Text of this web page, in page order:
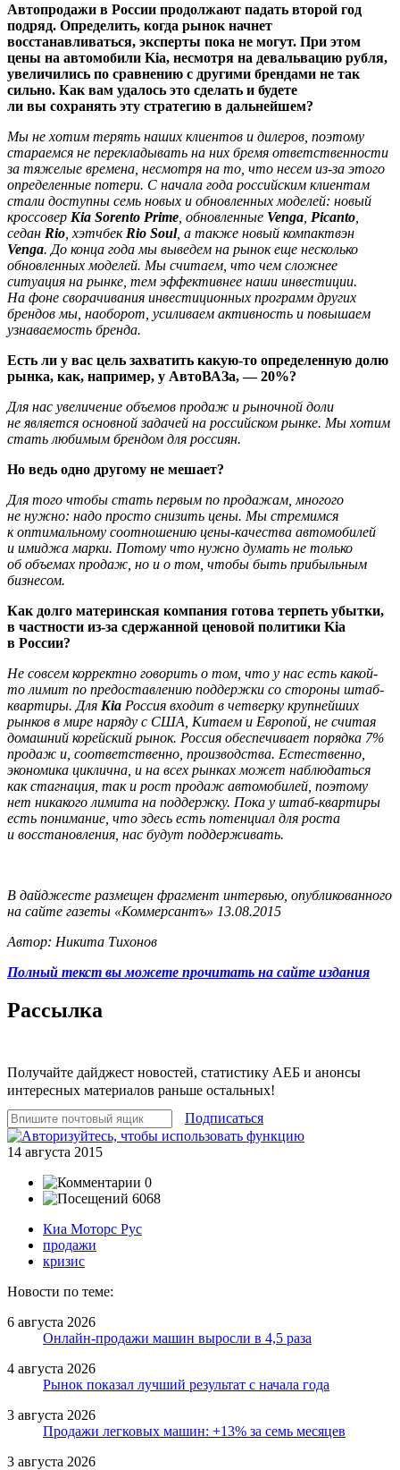
Автопродажи в России продолжают падать второй год
подряд. Определить, когда рынок начнет
восстанавливаться, эксперты пока не могут. При этом
цены на автомобили Kia, несмотря на девальвацию рубля,
увеличились по сравнению с другими брендами не так
сильно. Как вам удалось это сделать и будете
ли вы сохранять эту стратегию в дальнейшем?
Мы не хотим терять наших клиентов и дилеров, поэтому
стараемся не перекладывать на них бремя ответственности
за тяжелые времена, несмотря на то, что несем из-за этого
определенные потери. C начала года российским клиентам
стали доступны семь новых и обновленных моделей: новый
кроссовер Kia Sorento Prime , обновленные Venga Picanto
седан Rio , хэтчбек Rio Soul, а также новый компактвэн
Venga. До конца года мы выведем на рынок еще несколько
обновленных моделей. Мы считаем, что чем сложнее
ситуация на рынке, тем эффективнее наши инвестиции.
На фоне сворачивания инвестиционных программ других
брендов мы, наоборот, усиливаем активность и повышаем
узнаваемость бренда.
Есть ли у вас цель захватить какую-то определенную долю
рынка, как, например, у АвтоВАЗа, — 20%?
Для нас увеличение объемов продаж и рыночной доли
не является основной задачей на российском рынке. Мы хотим
стать любимым брендом для россиян.
Но ведь одно другому не мешает?
Для того чтобы стать первым по продажам, многого
не нужно: надо просто снизить цены. Мы стремимся
к оптимальному соотношению цены-качества автомобилей
и имиджа марки. Потому что нужно думать не только
об объемах продаж, но и о том, чтобы быть прибыльным
бизнесом.
Как долго материнская компания готова терпеть убытки,
в частности из-за сдержанной ценовой политики Kia
в России?
Не совсем корректно говорить о том, что у нас есть какой-
то лимит по предоставлению поддержки со стороны штаб-
квартиры. Для Kia Россия входит в четверку крупнейших
рынков в мире наряду с США, Китаем и Европой, не считая
домашний корейский рынок. Россия обеспечивает порядка 7%
продаж и, соответственно, производства. Естественно,
экономика циклична, и на всех рынках может наблюдаться
как стагнация, так и рост продаж автомобилей, поэтому
нет никакого лимита на поддержку. Пока у штаб-квартиры
есть понимание, что здесь есть потенциал для роста
и восстановления, нас будут поддерживать.
В дайджесте размещен фрагмент интервью, опубликованного
на сайте газеты «Коммерсантъ» 13.08.2015
Автор: Никита Тихонов
Полный текст вы можете прочитать на сайте издания
Рассылка
Получайте дайджест новостей, статистику АЕБ и анонсы
интересных материалов раньше остальных!
Подписаться
14 августа 2015
0
6068
Киа Моторс Рус
продажи
кризис
Новости по теме:
6 августа 2026
Онлайн-продажи машин выросли в 4,5 раза
4 августа 2026
Рынок показал лучший результат с начала года
3 августа 2026
Продажи легковых машин: +13% за семь месяцев
3 августа 2026